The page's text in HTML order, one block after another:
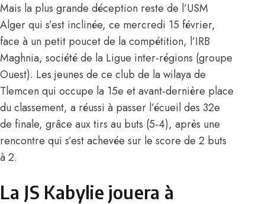
Mais la plus grande déception reste de l’USM
Alger qui s’est inclinée, ce mercredi 15 février,
face à un petit poucet de la compétition, l’IRB
Maghnia, société de la Ligue inter-régions (groupe
Ouest). Les jeunes de ce club de la wilaya de
Tlemcen qui occupe la 15e et avant-dernière place
du classement, a réussi à passer l’écueil des 32e
de finale, grâce aux tirs au buts (5-4), après une
rencontre qui s’est achevée sur le score de 2 buts
à 2.
La JS Kabylie jouera à